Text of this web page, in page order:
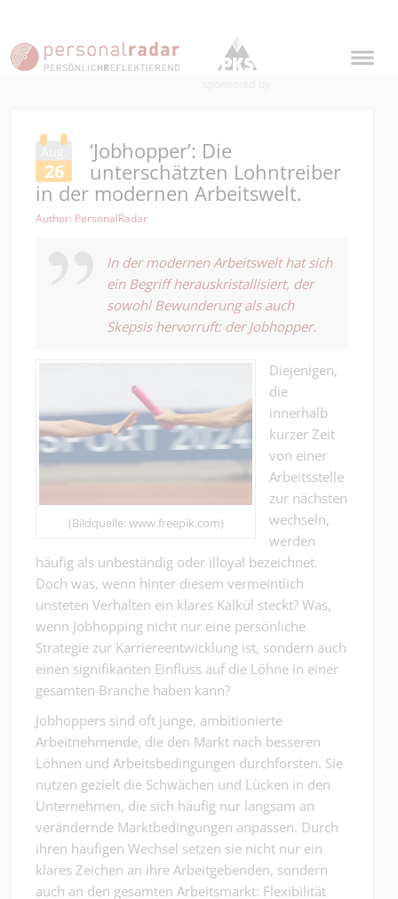
Aug.
26
‘Jobhopper’: Die
unterschätzten Lohntreiber
in der modernen Arbeitswelt.
Author: PersonalRadar
In der modernen Arbeitswelt hat sich
ein Begriff herauskristallisiert, der
sowohl Bewunderung als auch
Skepsis hervorruft: der Jobhopper.
(Bildquelle: www.freepik.com)
Diejenigen,
die
innerhalb
kurzer Zeit
von einer
Arbeitsstelle
zur nächsten
wechseln,
werden
häufig als unbeständig oder illoyal bezeichnet.
Doch was, wenn hinter diesem vermeintlich
unsteten Verhalten ein klares Kalkül steckt? Was,
wenn Jobhopping nicht nur eine persönliche
Strategie zur Karriereentwicklung ist, sondern auch
einen signifikanten Einfluss auf die Löhne in einer
gesamten Branche haben kann?
Jobhoppers sind oft junge, ambitionierte
Arbeitnehmende, die den Markt nach besseren
Löhnen und Arbeitsbedingungen durchforsten. Sie
nutzen gezielt die Schwächen und Lücken in den
Unternehmen, die sich häufig nur langsam an
verändernde Marktbedingungen anpassen. Durch
ihren häufigen Wechsel setzen sie nicht nur ein
klares Zeichen an ihre Arbeitgebenden, sondern
auch an den gesamten Arbeitsmarkt: Flexibilität